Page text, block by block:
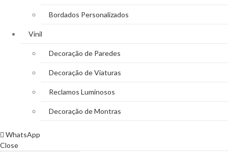
Bordados Personalizados
Vinil
Decoração de Paredes
Decoração de Viaturas
Reclamos Luminosos
Decoração de Montras
WhatsApp
Close